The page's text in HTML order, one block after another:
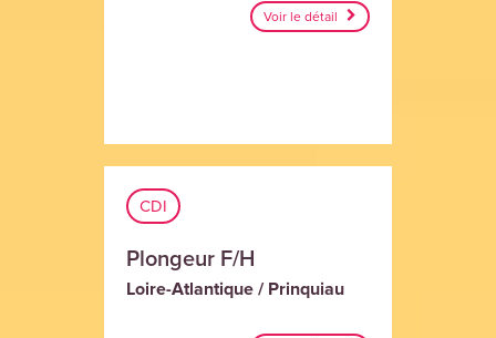
Voir le détail
CDI
Plongeur F/H
Loire-Atlantique / Prinquiau